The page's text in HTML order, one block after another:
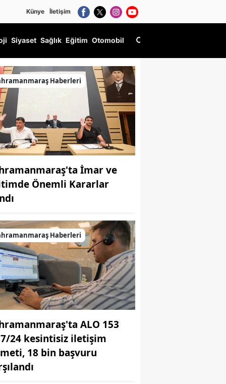
Künye İletişim
Siyaset Sağlık Eğitim Otomobil
Haberleri
İmar ve
Önemli Kararlar
Haberleri
ALO 153
24 kesintisiz iletişim
18 bin başvuru